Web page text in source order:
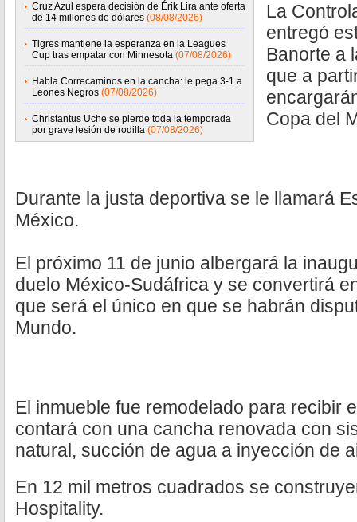
Cruz Azul espera decisión de Érik Lira ante oferta
de 14 millones de dólares (08/08/2026)
Tigres mantiene la esperanza en la Leagues
Cup tras empatar con Minnesota (07/08/2026)
Habla Correcaminos en la cancha: le pega 3-1 a
Leones Negros (07/08/2026)
Christantus Uche se pierde toda la temporada
por grave lesión de rodilla (07/08/2026)
La
entregó
Banorte a
que a
Copa del
Durante la justa deportiva se le llamará
México.
El próximo 11 de junio albergará la
duelo México-Sudáfrica y se convertirá
que será el único en que se habrán
Mundo.
El inmueble fue remodelado para recibir
contará con una cancha renovada con
natural, succión de agua a inyección de
En 12 mil metros cuadrados se
Hospitality.